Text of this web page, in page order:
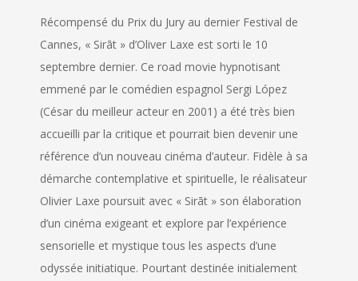
Récompensé du Prix du Jury au dernier Festival de
Cannes, « Sirāt » d’Oliver Laxe est sorti le 10
septembre dernier. Ce road movie hypnotisant
emmené par le comédien espagnol Sergi López
(César du meilleur acteur en 2001) a été très bien
accueilli par la critique et pourrait bien devenir une
référence d’un nouveau cinéma d’auteur. Fidèle à sa
démarche contemplative et spirituelle, le réalisateur
Olivier Laxe poursuit avec « Sirāt » son élaboration
d’un cinéma exigeant et explore par l’expérience
sensorielle et mystique tous les aspects d’une
odyssée initiatique. Pourtant destinée initialement